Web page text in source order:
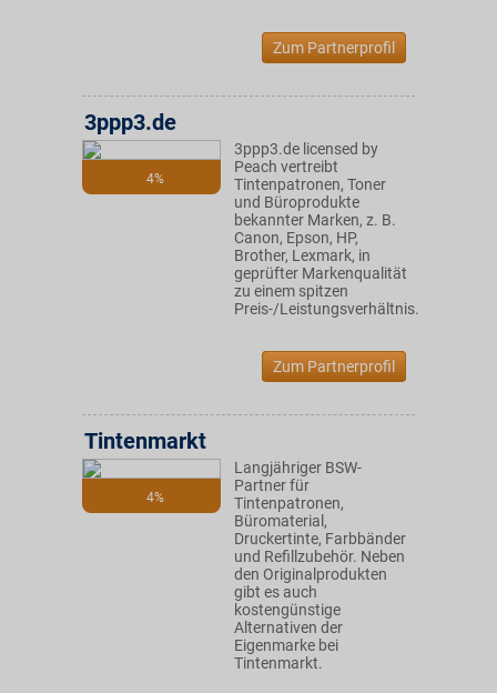
Zum Partnerprofil
4%
3ppp3.de
3ppp3.de licensed by
Peach vertreibt
Tintenpatronen, Toner
und Büroprodukte
bekannter Marken, z. B.
Canon, Epson, HP,
Brother, Lexmark, in
geprüfter Markenqualität
zu einem spitzen
Preis-/Leistungsverhältnis.
Zum Partnerprofil
4%
Tintenmarkt
Langjähriger BSW-
Partner für
Tintenpatronen,
Büromaterial,
Druckertinte, Farbbänder
und Refillzubehör. Neben
den Originalprodukten
gibt es auch
kostengünstige
Alternativen der
Eigenmarke bei
Tintenmarkt.